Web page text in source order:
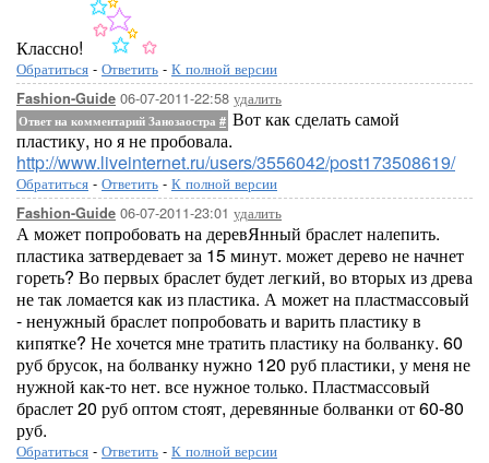
Классно!
Обратиться - Ответить - К полной версии
Fashion-Guide 06-07-2011-22:58 удалить
Ответ на комментарий Занозаостра # Вот как сделать самой
пластику, но я не пробовала.
http://www.liveinternet.ru/users/3556042/post173508619/
Обратиться - Ответить - К полной версии
Fashion-Guide 06-07-2011-23:01 удалить
А может попробовать на деревЯнный браслет налепить.
пластика затвердевает за 15 минут. может дерево не начнет
гореть? Во первых браслет будет легкий, во вторых из древа
не так ломается как из пластика. А может на пластмассовый
- ненужный браслет попробовать и варить пластику в
кипятке? Не хочется мне тратить пластику на болванку. 60
руб брусок, на болванку нужно 120 руб пластики, у меня не
нужной как-то нет. все нужное только. Пластмассовый
браслет 20 руб оптом стоят, деревянные болванки от 60-80
руб.
Обратиться - Ответить - К полной версии